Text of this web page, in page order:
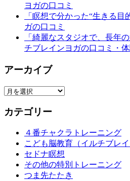
ヨガの口コミ
「瞑想で分かった“生きる目
ガの口コミ
「綺麗なスタジオで、長年
チブレインヨガの口コミ・
アーカイブ
ア
カ
カテゴリー
４番チャクラトレーニング
こども脳教育（イルチブレイ
セドナ瞑想
その他の特別トレーニング
つま先たたき